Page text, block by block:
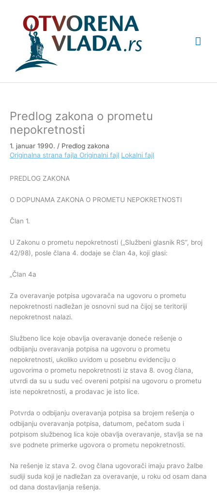
Predlog zakona o prometu
nepokretnosti
1. januar 1990. / Predlog zakona
Originalna strana fajla Originalni fajl Lokalni fajl
PREDLOG ZAKONA
O DOPUNAMA ZAKONA O PROMETU NEPOKRETNOSTI
Član 1.
U Zakonu o prometu nepokretnosti („Službeni glasnik RS”, broj
42/98), posle člana 4. dodaje se član 4a, koji glasi:
„Član 4a
Za overavanje potpisa ugovarača na ugovoru o prometu
nepokretnosti nadležan je osnovni sud na čijoj se teritoriji
nepokretnost nalazi.
Službeno lice koje obavlja overavanje doneće rešenje o
odbijanju overavanja potpisa na ugovoru o prometu
nepokretnosti, ukoliko uvidom u posebnu evidenciju o
ugovorima o prometu nepokretnosti iz stava 8. ovog člana,
utvrdi da su u sudu već overeni potpisi na ugovoru o prometu
iste nepokretnosti, a prodavac je isto lice.
Potvrda o odbijanju overavanja potpisa sa brojem rešenja o
odbijanju overavanja potpisa, datumom, pečatom suda i
potpisom službenog lica koje obavlja overavanje, stavlja se na
sve podnete primerke ugovora o prometu nepokretnosti.
Na rešenje iz stava 2. ovog člana ugovorači imaju pravo žalbe
sudiji suda koji je nadležan za overavanje, u roku od osam dana
od dana dostavljanja rešenja.